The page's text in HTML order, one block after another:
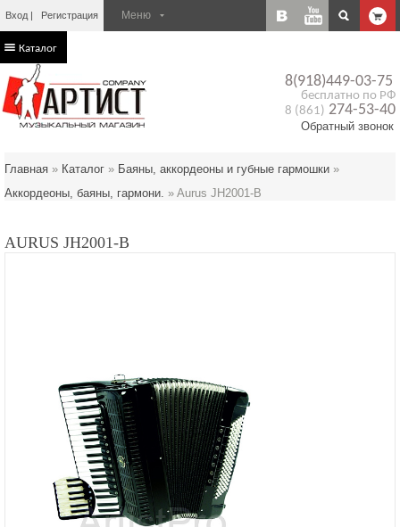
Вход Регистрация
8(918)449-03-75
бесплатно по РФ
8 (861) 274-53-40
Обратный звонок
Каталог
Главная » Каталог » Баяны, аккордеоны и губные гармошки »
Аккордеоны, баяны, гармони. » Aurus JH2001-B
AURUS JH2001-B